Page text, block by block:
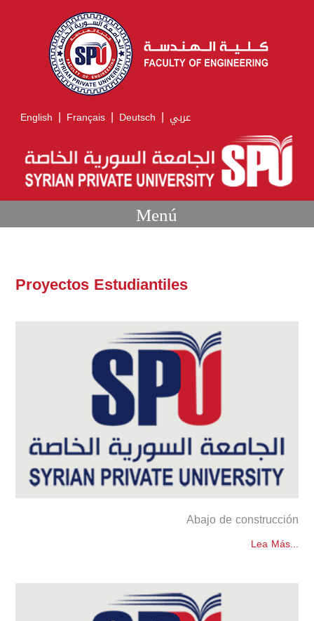
English | Français | Deutsch | عربي
Menú
Proyectos Estudiantiles
Abajo de construcción
Lea Más...